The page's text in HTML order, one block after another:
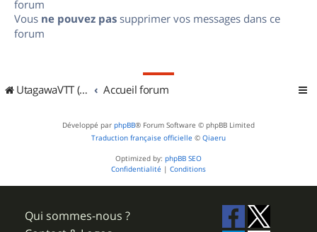
forum
Vous ne pouvez pas supprimer vos messages dans ce
forum
UtagawaVTT (Randos VTT et VTTAE avec traces GPS) Accueil forum
Développé par phpBB® Forum Software © phpBB Limited
Traduction française officielle © Qiaeru
Optimized by: phpBB SEO
Confidentialité | Conditions
Qui sommes-nous ?